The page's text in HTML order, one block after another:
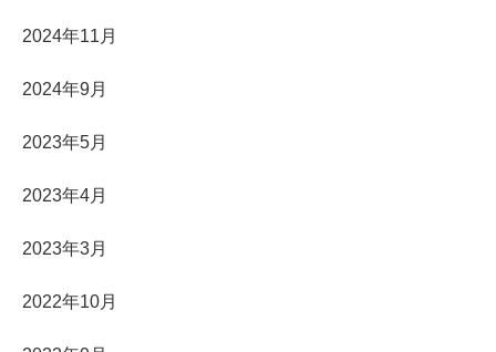
2024年11月
2024年9月
2023年5月
2023年4月
2023年3月
2022年10月